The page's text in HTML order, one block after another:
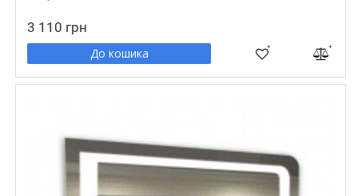
3 110 грн
До кошика